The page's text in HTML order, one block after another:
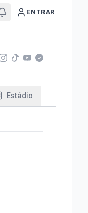
ENTRAR
Estádio